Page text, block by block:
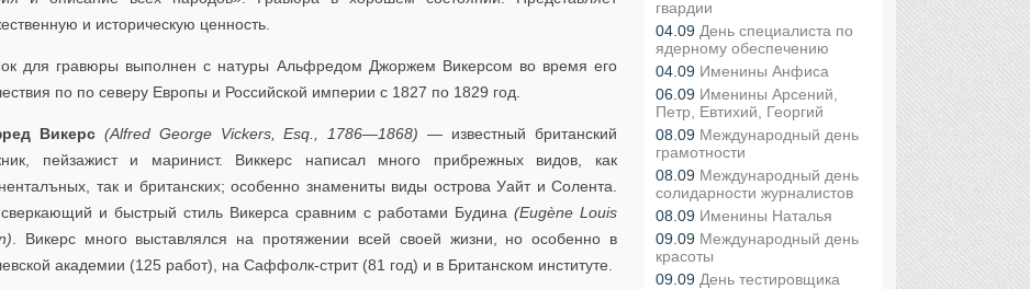
и историческую ценность.
для гравюры выполнен с натуры Альфрeдом Джоржем Викерсом во время его
по по северу Европы и Российской империи с 1827 по 1829 год.
Викерс (Alfred George Vickers, Esq., 1786—1868) — известный британский
пейзажист и маринист. Виккерс написал много прибрежных видов, как
так и британских; особенно знамениты виды острова Уайт и Солента.
и быстрый стиль Викерса сравним с работами Будина (Eugène Louis
. Викерс много выставлялся на протяжении всей своей жизни, но особенно в
академии (125 работ), на Саффолк-стрит (81 год) и в Британском институте.
гвардии
04.09 День специалиста по
ядерному обеспечению
04.09 Именины Анфиса
06.09 Именины Арсений,
Петр, Евтихий, Георгий
08.09 Международный день
грамотности
08.09 Международный день
солидарности журналистов
08.09 Именины Наталья
09.09 Международный день
красоты
09.09 День тестировщика